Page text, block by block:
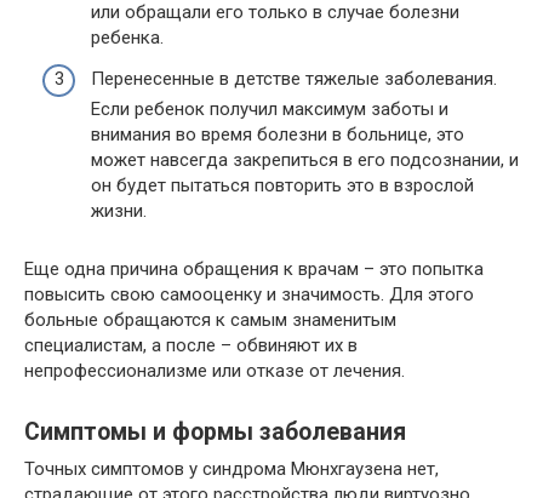
или обращали его только в случае болезни
ребенка.
Перенесенные в детстве тяжелые заболевания.
Если ребенок получил максимум заботы и
внимания во время болезни в больнице, это
может навсегда закрепиться в его подсознании, и
он будет пытаться повторить это в взрослой
жизни.
Еще одна причина обращения к врачам – это попытка
повысить свою самооценку и значимость. Для этого
больные обращаются к самым знаменитым
специалистам, а после – обвиняют их в
непрофессионализме или отказе от лечения.
Симптомы и формы заболевания
Точных симптомов у синдрома Мюнхгаузена нет,